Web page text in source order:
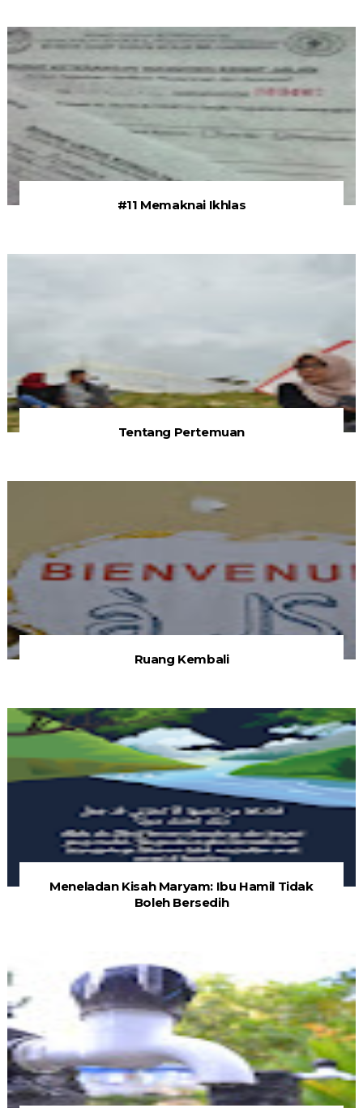
#11 Memaknai Ikhlas
Tentang Pertemuan
Ruang Kembali
Meneladan Kisah Maryam: Ibu Hamil Tidak
Boleh Bersedih